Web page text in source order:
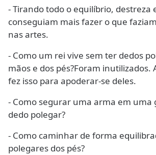
- Tirando todo o equilíbrio, destreza
conseguiam mais fazer o que
nas artes.
- Como um rei vive sem ter dedos
mãos e dos pés?Foram inutilizados.
fez isso para apoderar-se deles.
- Como segurar uma arma em uma
dedo polegar?
- Como caminhar de forma
polegares dos pés?